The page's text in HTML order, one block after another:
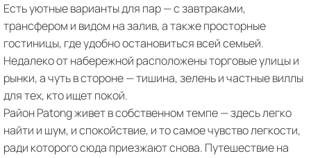
Есть уютные варианты для пар — с завтраками,
трансфером и видом на залив, а также просторные
гостиницы, где удобно остановиться всей семьей.
Недалеко от набережной расположены торговые улицы и
рынки, а чуть в стороне — тишина, зелень и частные виллы
для тех, кто ищет покой.
Район Patong живет в собственном темпе — здесь легко
найти и шум, и спокойствие, и то самое чувство легкости,
ради которого сюда приезжают снова. Путешествие на